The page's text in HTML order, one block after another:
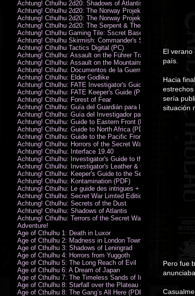
El
país.
Hacia
sería
situación
Pero fue
Achtung! Cthulhu 2d20: Shadows of Atlantis
Achtung! Cthulhu 2d20: The Norway Projekt
Achtung! Cthulhu 2d20: The Norway Projekt (PDF)
Achtung! Cthulhu 2d20: The Serpent & The Sands
Achtung! Cthulhu Gaming Tile: Sscret Base & Icy Ruins
Achtung! Cthulhu Skirmish: Commander's Set
Achtung! Cthulhu Tactics Digital (PC)
Achtung! Cthulhu: Assault on the Führer Train
Achtung! Cthulhu: Assault on the Mountains of Madness
Achtung! Cthulhu: Documentos de la Guerra Secreta
Achtung! Cthulhu: Elder Godlike
Achtung! Cthulhu: FATE Investigator's Guide (PDF)
Achtung! Cthulhu: FATE Keeper's Guide (PDF)
Achtung! Cthulhu: Forest of Fear
Achtung! Cthulhu: Guía del Guardián para la Guerra Secreta
Achtung! Cthulhu: Guía del Investigador para la Guerra Secreta
Achtung! Cthulhu: Guide to Eastern Front (PDF)
Achtung! Cthulhu: Guide to North Africa (PDF)
Achtung! Cthulhu: Guide to the Pacific Front
Achtung! Cthulhu: Horrors of the Secret War
Achtung! Cthulhu: Interface 19.40
Achtung! Cthulhu: Investigator's Guide to the Secret War
Achtung! Cthulhu: Investigator's Leather & Canvas Bag
Achtung! Cthulhu: Keeper's Guide to the Secret War
Achtung! Cthulhu: Kontamination (PDF)
Achtung! Cthulhu: Le guide des intrigues + ecran
Achtung! Cthulhu: Secret War Limted Edition Book
Achtung! Cthulhu: Secrets of the Dust
Achtung! Cthulhu: Shadows of Atlantis
Achtung! Cthulhu: Terrors of the Secret War
Adventure!
Age of Cthulhu 1: Death in Luxor
Age of Cthulhu 2: Madness in London Town
Age of Cthulhu 3: Shadows of Leningrad
Age of Cthulhu 4: Horrors from Yuggoth
Age of Cthulhu 5: The Long Reach of Evil
Age of Cthulhu 6: A Dream of Japan
Age of Cthulhu 7: The Timeless Sands of India
Age of Cthulhu 8: Starfall over the Plateau of Leng
Age of Cthulhu 8: The Gang’s All Here (PDF)